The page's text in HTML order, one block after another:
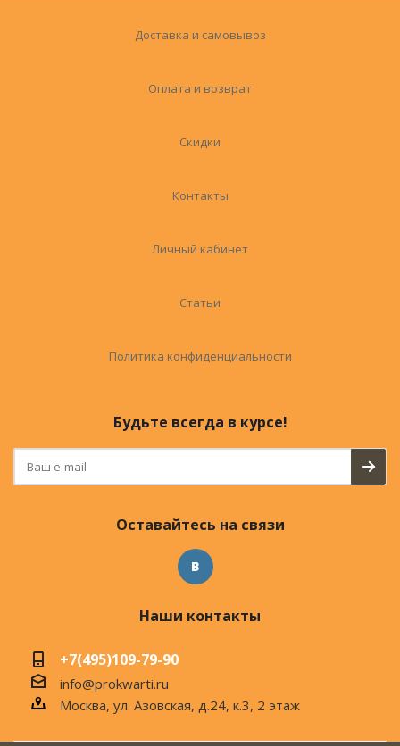
Доставка и самовывоз
Оплата и возврат
Скидки
Контакты
Личный кабинет
Статьи
Политика конфиденциальности
Будьте всегда в курсе!
Оставайтесь на связи
Наши контакты
+7(495)109-79-90
info@prokwarti.ru
Москва, ул. Азовская, д.24, к.3, 2 этаж